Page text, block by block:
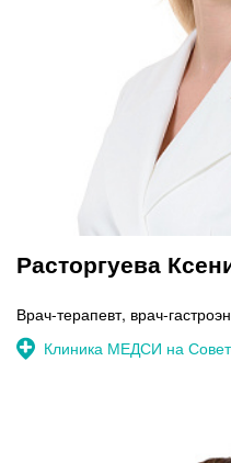
Расторгуева
Врач-терапевт, врач-
Клиника МЕДСИ на